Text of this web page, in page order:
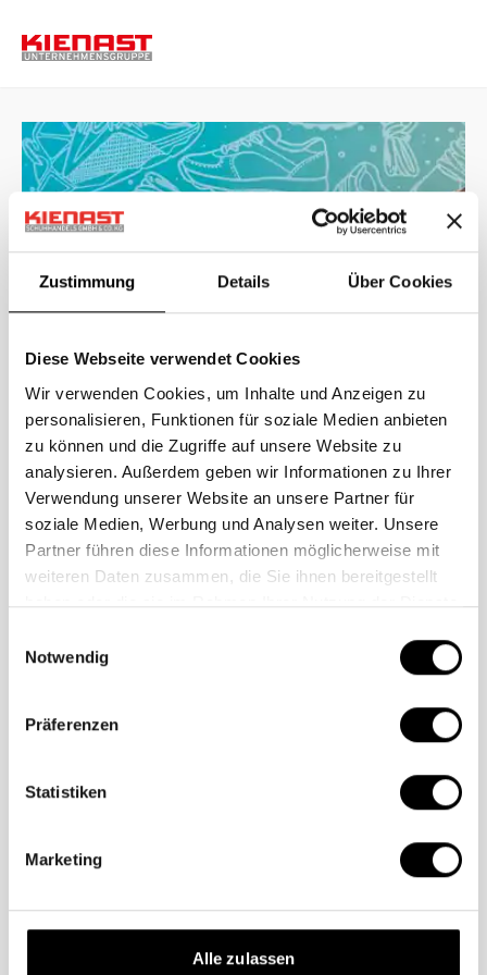
Zustimmung Details Über Cookies
Diese Webseite verwendet Cookies
Wir verwenden Cookies, um Inhalte und Anzeigen zu
personalisieren, Funktionen für soziale Medien anbieten
zu können und die Zugriffe auf unsere Website zu
analysieren. Außerdem geben wir Informationen zu Ihrer
Verwendung unserer Website an unsere Partner für
soziale Medien, Werbung und Analysen weiter. Unsere
Partner führen diese Informationen möglicherweise mit
weiteren Daten zusammen, die Sie ihnen bereitgestellt
haben oder die sie im Rahmen Ihrer Nutzung der Dienste
Notwendig
Präferenzen
Statistiken
Marketing
Alle zulassen
#TEAMKIENAST
bewerben
Stellenangebote.